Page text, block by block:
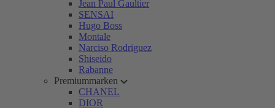
Jean Paul Gaultier
SENSAI
Hugo Boss
Montale
Narciso Rodriguez
Shiseido
Rabanne
Premiummarken
CHANEL
DIOR